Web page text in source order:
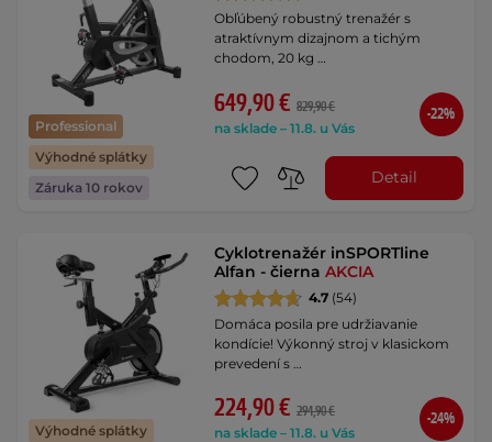
Professional
Výhodné splátky
Záruka 10 rokov
Obľúbený robustný trenažér s
atraktívnym dizajnom a tichým
chodom, 20 kg …
649,90 € 829,90 €
na sklade – 11.8. u Vás
-22%
Detail
Výhodné splátky
Cyklotrenažér inSPORTline
Alfan - čiernaAKCIA
4.7 (54)
Domáca posila pre udržiavanie
kondície! Výkonný stroj v klasickom
prevedení s …
224,90 € 294,90 €
na sklade – 11.8. u Vás
-24%